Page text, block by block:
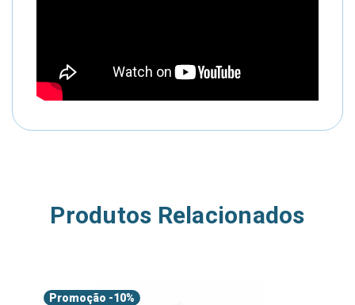
Produtos Relacionados
Promoção -10%